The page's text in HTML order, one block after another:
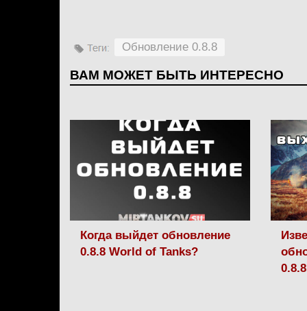
Обновление 0.8.8
ВАМ МОЖЕТ БЫТЬ ИНТЕРЕСНО
Когда выйдет обновление
0.8.8 World of Tanks?